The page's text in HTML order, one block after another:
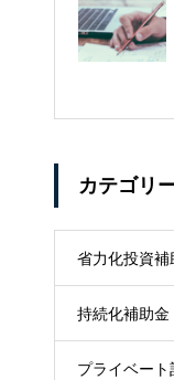
カテゴリ
省力化投資補
持続化補助金
プライベート